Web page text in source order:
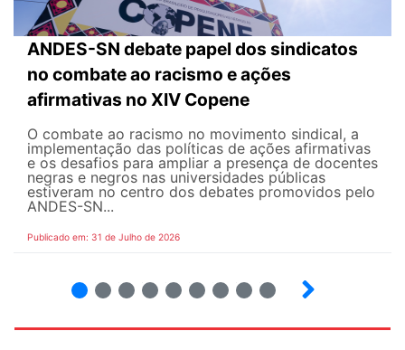
ANDES-SN debate papel dos sindicatos
no combate ao racismo e ações
afirmativas no XIV Copene
O combate ao racismo no movimento sindical, a
implementação das políticas de ações afirmativas
e os desafios para ampliar a presença de docentes
negras e negros nas universidades públicas
estiveram no centro dos debates promovidos pelo
ANDES-SN...
Publicado em: 31 de Julho de 2026